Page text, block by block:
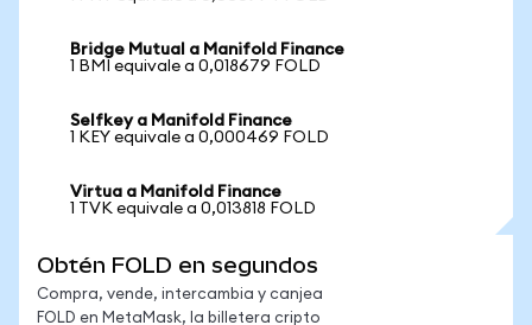
Bridge Mutual a Manifold Finance
1 BMI equivale a 0,018679 FOLD
Selfkey a Manifold Finance
1 KEY equivale a 0,000469 FOLD
Virtua a Manifold Finance
1 TVK equivale a 0,013818 FOLD
Obtén FOLD en segundos
Compra, vende, intercambia y canjea
FOLD en MetaMask, la billetera cripto